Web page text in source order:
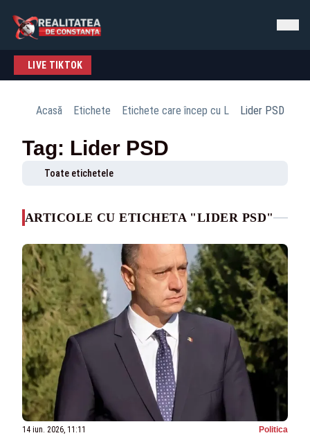
LIVE TIKTOK
Acasă Etichete Etichete care încep cu L Lider PSD
Tag: Lider PSD
Toate etichetele
ARTICOLE CU ETICHETA "LIDER PSD"
14 iun. 2026, 11:11 Politica